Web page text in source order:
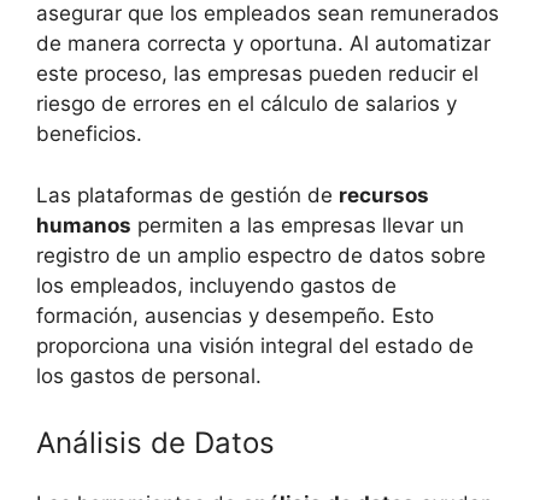
asegurar que los empleados sean remunerados
de manera correcta y oportuna. Al automatizar
este proceso, las empresas pueden reducir el
riesgo de errores en el cálculo de salarios y
beneficios.
Las plataformas de gestión de recursos
humanos permiten a las empresas llevar un
registro de un amplio espectro de datos sobre
los empleados, incluyendo gastos de
formación, ausencias y desempeño. Esto
proporciona una visión integral del estado de
los gastos de personal.
Análisis de Datos